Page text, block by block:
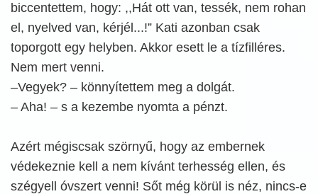
biccentettem, hogy: ,,Hát ott van, tessék, nem rohan
el, nyelved van, kérjél...!” Kati azonban csak
toporgott egy helyben. Akkor esett le a tízfilléres.
Nem mert venni.
–Vegyek? – könnyítettem meg a dolgát.
– Aha! – s a kezembe nyomta a pénzt.
Azért mégiscsak szörnyű, hogy az embernek
védekeznie kell a nem kívánt terhesség ellen, és
szégyell óvszert venni! Sőt még körül is néz, nincs-e